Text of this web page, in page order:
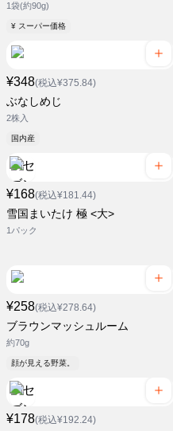
1袋(約90g)
¥ スーパー価格
¥348(税込¥375.84)
ぶなしめじ
2株入
国内産
¥168(税込¥181.44)
雪国まいたけ 極 <大>
1パック
¥258(税込¥278.64)
ブラウンマッシュルーム
約70g
顔が見える野菜。
¥178(税込¥192.24)